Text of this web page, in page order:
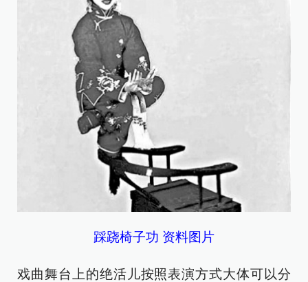
踩跷椅子功 资料图片
戏曲舞台上的绝活儿按照表演方式大体可以分